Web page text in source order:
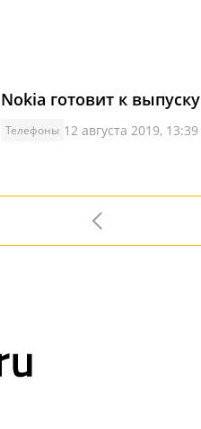
Nokia готовит к
Телефоны 12 августа 2019, 13:39